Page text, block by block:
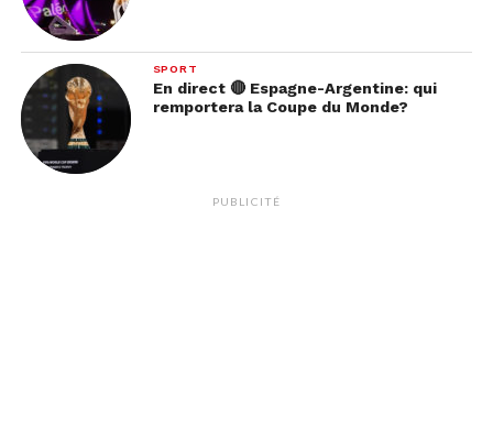
SPORT
En direct 🔴 Espagne-Argentine: qui
remportera la Coupe du Monde?
PUBLICITÉ